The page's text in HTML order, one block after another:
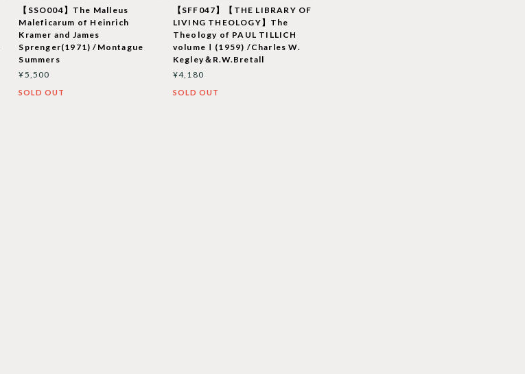
【SSO004】The Malleus
Maleficarum of Heinrich
Kramer and James
Sprenger(1971) /Montague
Summers
¥5,500
SOLD OUT
【SFF047】【THE LIBRARY OF
LIVING THEOLOGY】The
Theology of PAUL TILLICH
volumeⅠ(1959) /Charles W.
Kegley＆R.W.Bretall
¥4,180
SOLD OUT